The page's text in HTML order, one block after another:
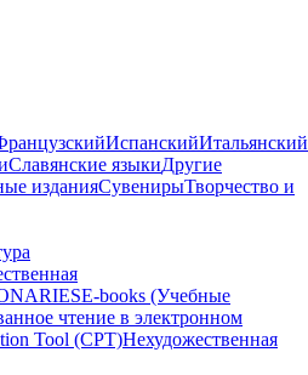
ИспанскийИтальянский
Славянские языкиДругие
изданияСувенирыТворчество и
E-books (Учебные
чтение в электронном
Tool (CPT)Нехудожественная